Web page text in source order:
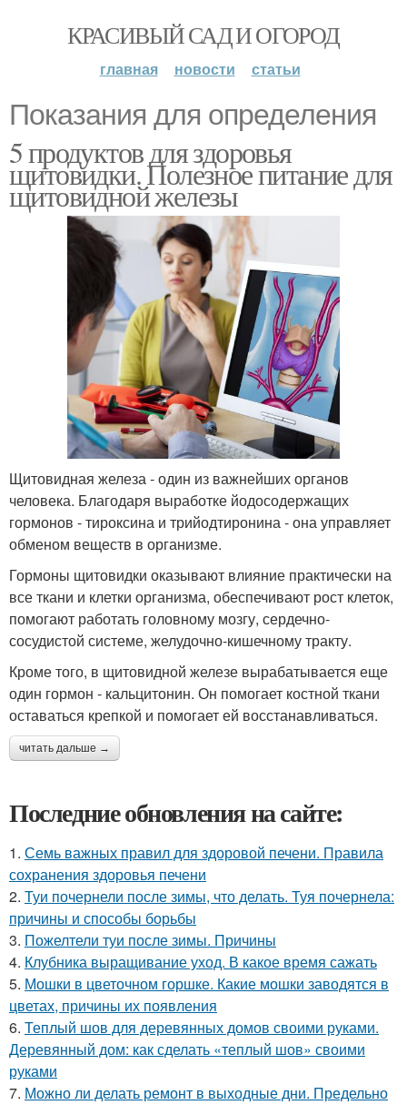
КРАСИВЫЙ САД И ОГОРОД
главная новости статьи
Показания для определения
5 продуктов для здоровья
щитовидки. Полезное питание для
щитовидной железы
Щитовидная железа - один из важнейших органов
человека. Благодаря выработке йодосодержащих
гормонов - тироксина и трийодтиронина - она управляет
обменом веществ в организме.
Гормоны щитовидки оказывают влияние практически на
все ткани и клетки организма, обеспечивают рост клеток,
помогают работать головному мозгу, сердечно-
сосудистой системе, желудочно-кишечному тракту.
Кроме того, в щитовидной железе вырабатывается еще
один гормон - кальцитонин. Он помогает костной ткани
оставаться крепкой и помогает ей восстанавливаться.
читать дальше →
Последние обновления на сайте:
1. Семь важных правил для здоровой печени. Правила
сохранения здоровья печени
2. Туи почернели после зимы, что делать. Туя почернела:
причины и способы борьбы
3. Пожелтели туи после зимы. Причины
4. Клубника выращивание уход. В какое время сажать
5. Мошки в цветочном горшке. Какие мошки заводятся в
цветах, причины их появления
6. Теплый шов для деревянных домов своими руками.
Деревянный дом: как сделать «теплый шов» своими
руками
7. Можно ли делать ремонт в выходные дни. Предельно